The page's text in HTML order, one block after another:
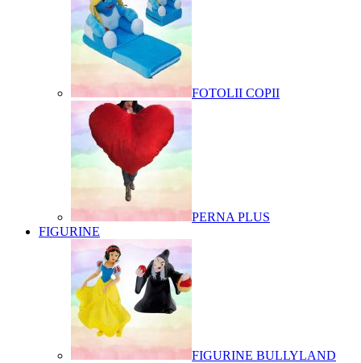
FOTOLII COPII
PERNA PLUS
FIGURINE
FIGURINE BULLYLAND